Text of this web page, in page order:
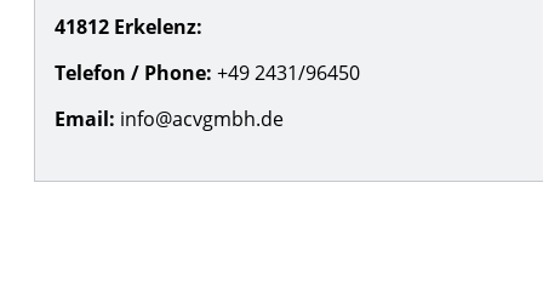
41812 Erkelenz:
Telefon / Phone: +49 2431/96450
Email: info@acvgmbh.de